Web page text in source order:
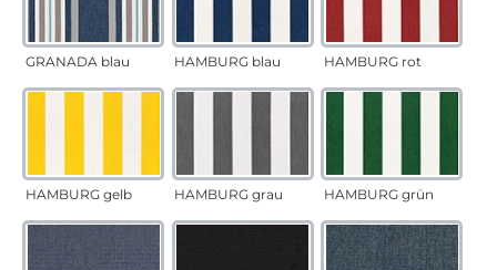
GRANADA blau HAMBURG blau HAMBURG rot
HAMBURG gelb HAMBURG grau HAMBURG grün